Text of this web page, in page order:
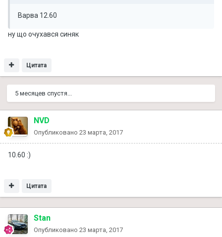
Варва 12.60
ну що очухався синяк
Цитата
5 месяцев спустя...
NVD
Опубликовано 23 марта, 2017
10.60 :)
Цитата
Stan
Опубликовано 23 марта, 2017